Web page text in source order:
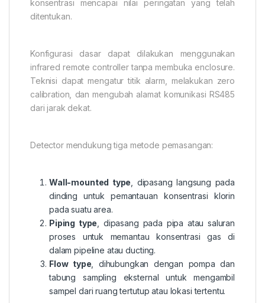
konsentrasi mencapai nilai peringatan yang telah
ditentukan.
Konfigurasi dasar dapat dilakukan menggunakan
infrared remote controller tanpa membuka enclosure.
Teknisi dapat mengatur titik alarm, melakukan zero
calibration, dan mengubah alamat komunikasi RS485
dari jarak dekat.
Detector mendukung tiga metode pemasangan:
Wall-mounted type , dipasang langsung pada
dinding untuk pemantauan konsentrasi klorin
pada suatu area.
Piping type , dipasang pada pipa atau saluran
proses untuk memantau konsentrasi gas di
dalam pipeline atau ducting.
Flow type , dihubungkan dengan pompa dan
tabung sampling eksternal untuk mengambil
sampel dari ruang tertutup atau lokasi tertentu.